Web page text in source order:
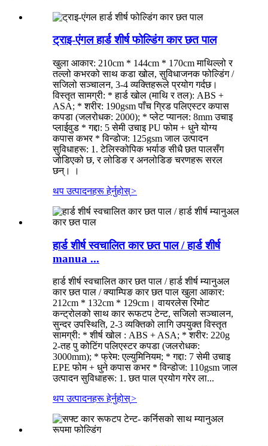
ट्राइ-एंगल हार्ड शीर्ष फोल्डिंग कार छत पाल
खुला आकार: 210cm * 144cm * 170cm माथिल्लो र
तल्लो कभरको साथ कडा खोल, सुविधाजनक फोल्डिंग /
सजिलो सञ्चालन, 3-4 व्यक्तिहरूले प्रयोग गर्दछ।
विस्तृत सामग्री: * हार्ड खोल (माथि र तल): ABS +
ASA; * शरीर: 190gsm पाँच ग्रिड पलिएस्टर कपास
कपडा (जलरोधक: 2000); * प्लेट प्यानल: 8mm उचाइ
प्लाईवुड * गद्दा: 5 सेमी उचाइ PU फोम + धुने योग्य
कपास कभर * विन्डोज: 125gsm जाल उत्पादन
सुविधाहरू: 1. टेलिस्कोपिक भर्याङ सीधै छत पालसँग
जोडिएको छ, र लोडिङ र अनलोडिङ चरणहरू सरल
छन्। ।
थप उत्पादनहरू हेर्नुहोस्>
हार्ड शीर्ष स्वचालित कार छत पाल / हार्ड शीर्ष
manua ...
हार्ड शीर्ष स्वचालित कार छत पाल / हार्ड शीर्ष म्यानुअल
कार छत पाल / क्याम्पिङ कार छत पाल खुला आकार:
212cm * 132cm * 129cm। वायरलेस रिमोट
कन्ट्रोलको साथ कार रूफटप टेन्ट, सजिलो सञ्चालन,
सुन्दर उपस्थिति, 2-3 व्यक्तिको लागि उपयुक्त विस्तृत
सामग्री: * शीर्ष खोल : ABS + ASA; * शरीर: 220g
2-तह पु कोटिंग पलिएस्टर कपडा (जलरोधक:
3000mm); * फ्रेम: एल्युमिनियम; * गद्दा: 7 सेमी उचाइ
EPE फोम + धुने कपास कभर * विन्डोज: 110gsm जाल
उत्पादन सुविधाहरू: 1. छत पाल प्रयोग गरेर ला...
थप उत्पादनहरू हेर्नुहोस्>